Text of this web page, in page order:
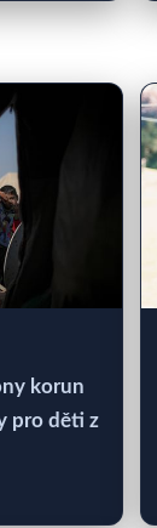
korun
pro děti z